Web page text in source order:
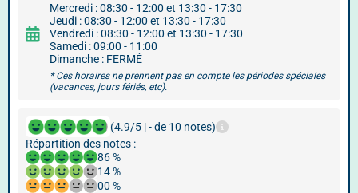
Mercredi : 08:30 - 12:00 et 13:30 - 17:30
Jeudi : 08:30 - 12:00 et 13:30 - 17:30
Vendredi : 08:30 - 12:00 et 13:30 - 17:30
Samedi : 09:00 - 11:00
Dimanche : FERMÉ
* Ces horaires ne prennent pas en compte les périodes spéciales
(vacances, jours fériés, etc).
(4.9/5 | - de 10 notes)
Répartition des notes :
86 %
14 %
00 %